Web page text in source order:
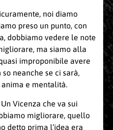
noi diamo
preso un punto, con
dobbiamo vedere le note
ma siamo alla
improponibile avere
neanche se ci sarà,
e mentalità.
Vicenza che va sui
migliorare, quello
detto prima l’idea era